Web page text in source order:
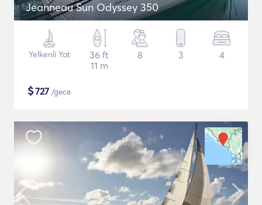
Jeanneau Sun Odyssey 350
Yelkenli Yat
36 ft
11 m
8 3 4
$727 /gece